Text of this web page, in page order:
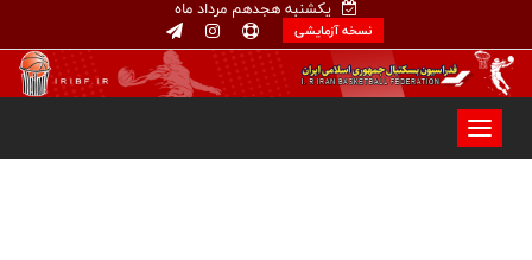
یکشنبه هجدهم مرداد ماه
نسخه آزمایشی